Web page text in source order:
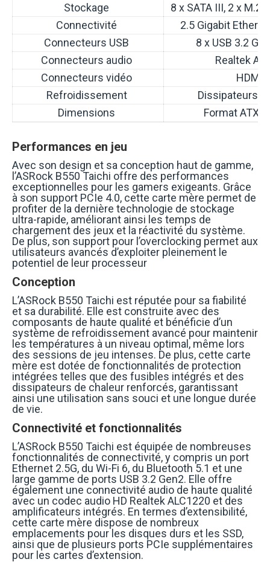
Stockage
8 x SATA III, 2 x M.2
Connectivité
2.5 Gigabit
Connecteurs USB
8 x USB 3.2
Connecteurs audio
Realtek
Connecteurs vidéo
HDMI,
Refroidissement
Dissipateurs
Dimensions
Format ATX
Performances en jeu
Avec son design et sa conception haut de gamme,
l’ASRock B550 Taichi offre des performances
exceptionnelles pour les gamers exigeants. Grâce
à son support PCIe 4.0, cette carte mère permet de
profiter de la dernière technologie de stockage
ultra-rapide, améliorant ainsi les temps de
chargement des jeux et la réactivité du système.
De plus, son support pour l’overclocking permet aux
utilisateurs avancés d’exploiter pleinement le
potentiel de leur processeur
Conception
L’ASRock B550 Taichi est réputée pour sa fiabilité
et sa durabilité. Elle est construite avec des
composants de haute qualité et bénéficie d’un
système de refroidissement avancé pour maintenir
les températures à un niveau optimal, même lors
des sessions de jeu intenses. De plus, cette carte
mère est dotée de fonctionnalités de protection
intégrées telles que des fusibles intégrés et des
dissipateurs de chaleur renforcés, garantissant
ainsi une utilisation sans souci et une longue durée
de vie.
Connectivité et fonctionnalités
L’ASRock B550 Taichi est équipée de nombreuses
fonctionnalités de connectivité, y compris un port
Ethernet 2.5G, du Wi-Fi 6, du Bluetooth 5.1 et une
large gamme de ports USB 3.2 Gen2. Elle offre
également une connectivité audio de haute qualité
avec un codec audio HD Realtek ALC1220 et des
amplificateurs intégrés. En termes d’extensibilité,
cette carte mère dispose de nombreux
emplacements pour les disques durs et les SSD,
ainsi que de plusieurs ports PCIe supplémentaires
pour les cartes d’extension.